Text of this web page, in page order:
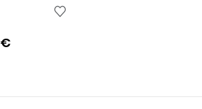
€Price
13.33 €